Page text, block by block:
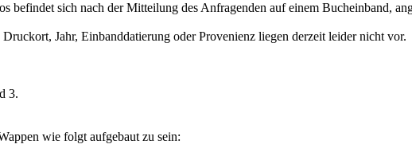
befindet sich nach der Mitteilung des Anfragenden auf einem Bucheinband,
Jahr, Einbanddatierung oder Provenienz liegen derzeit leider nicht vor.
3.
wie folgt aufgebaut zu sein: